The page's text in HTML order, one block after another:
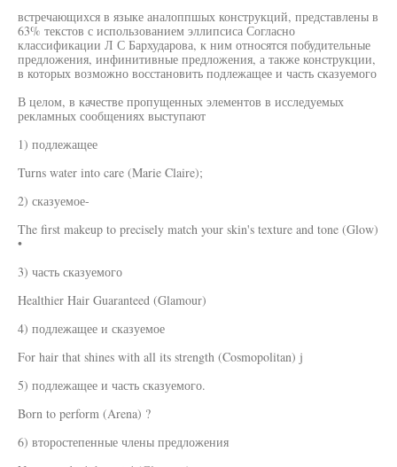
встречающихся в языке аналоппшых конструкций, представлены в
63% текстов с использованием эллипсиса Согласно
классификации Л С Бархударова, к ним относятся побудительные
предложения, инфинитивные предложения, а также конструкции,
в которых возможно восстановить подлежащее и часть сказуемого
В целом, в качестве пропущенных элементов в исследуемых
рекламных сообщениях выступают
1) подлежащее
Turns water into care (Marie Claire);
2) сказуемое-
The first makeup to precisely match your skin's texture and tone (Glow)
•
3) часть сказуемого
Healthier Hair Guaranteed (Glamour)
4) подлежащее и сказуемое
For hair that shines with all its strength (Cosmopolitan) j
5) подлежащее и часть сказуемого.
Born to perform (Arena) ?
6) второстепенные члены предложения